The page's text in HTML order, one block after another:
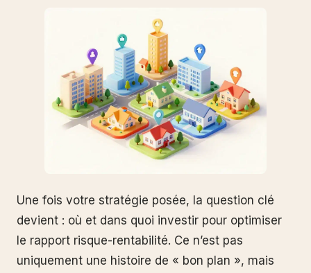
Une fois votre stratégie posée, la question clé
devient : où et dans quoi investir pour optimiser
le rapport risque-rentabilité. Ce n’est pas
uniquement une histoire de « bon plan », mais